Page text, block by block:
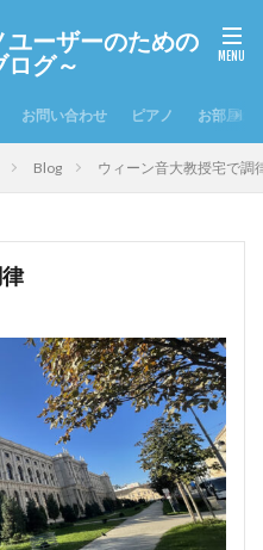
ユーザーのための
グ～
お問い合わせ ピアノ お部屋の
Blog ウィーン音大教授宅で調